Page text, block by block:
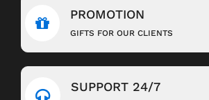
PROMOTION
GIFTS FOR OUR CLIENTS
SUPPORT 24/7